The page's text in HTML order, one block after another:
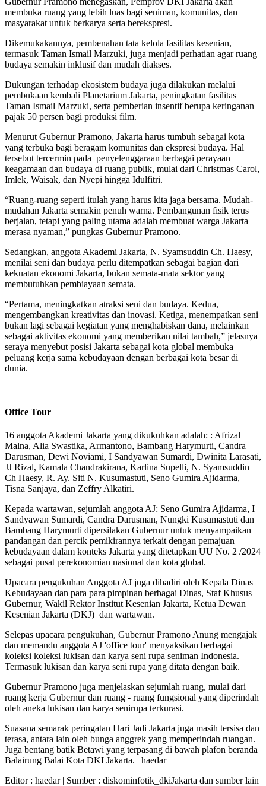
membuka ruang yang lebih luas bagi seniman, komunitas, dan
masyarakat untuk berkarya serta berekspresi.
Dikemukakannya, pembenahan tata kelola fasilitas kesenian,
termasuk Taman Ismail Marzuki, juga menjadi perhatian agar ruang
budaya semakin inklusif dan mudah diakses.
Dukungan terhadap ekosistem budaya juga dilakukan melalui
pembukaan kembali Planetarium Jakarta, peningkatan fasilitas
Taman Ismail Marzuki, serta pemberian insentif berupa keringanan
pajak 50 persen bagi produksi film.
Menurut Gubernur Pramono, Jakarta harus tumbuh sebagai kota
yang terbuka bagi beragam komunitas dan ekspresi budaya. Hal
tersebut tercermin pada penyelenggaraan berbagai perayaan
keagamaan dan budaya di ruang publik, mulai dari Christmas Carol,
Imlek, Waisak, dan Nyepi hingga Idulfitri.
“Ruang-ruang seperti itulah yang harus kita jaga bersama. Mudah-
mudahan Jakarta semakin penuh warna. Pembangunan fisik terus
berjalan, tetapi yang paling utama adalah membuat warga Jakarta
merasa nyaman,” pungkas Gubernur Pramono.
Sedangkan, anggota Akademi Jakarta, N. Syamsuddin Ch. Haesy,
menilai seni dan budaya perlu ditempatkan sebagai bagian dari
kekuatan ekonomi Jakarta, bukan semata-mata sektor yang
membutuhkan pembiayaan semata.
“Pertama, meningkatkan atraksi seni dan budaya. Kedua,
mengembangkan kreativitas dan inovasi. Ketiga, menempatkan seni
bukan lagi sebagai kegiatan yang menghabiskan dana, melainkan
sebagai aktivitas ekonomi yang memberikan nilai tambah,” jelasnya
seraya menyebut posisi Jakarta sebagai kota global membuka
peluang kerja sama kebudayaan dengan berbagai kota besar di
dunia.
Office Tour
16 anggota Akademi Jakarta yang dikukuhkan adalah: : Afrizal
Malna, Alia Swastika, Armantono, Bambang Harymurti, Candra
Darusman, Dewi Noviami, I Sandyawan Sumardi, Dwinita Larasati,
JJ Rizal, Kamala Chandrakirana, Karlina Supelli, N. Syamsuddin
Ch Haesy, R. Ay. Siti N. Kusumastuti, Seno Gumira Ajidarma,
Tisna Sanjaya, dan Zeffry Alkatiri.
Kepada wartawan, sejumlah anggota AJ: Seno Gumira Ajidarma, I
Sandyawan Sumardi, Candra Darusman, Nungki Kusumastuti dan
Bambang Harymurti dipersilakan Gubernur untuk menyampaikan
pandangan dan percik pemikirannya terkait dengan pemajuan
kebudayaan dalam konteks Jakarta yang ditetapkan UU No. 2 /2024
sebagai pusat perekonomian nasional dan kota global.
Upacara pengukuhan Anggota AJ juga dihadiri oleh Kepala Dinas
Kebudayaan dan para para pimpinan berbagai Dinas, Staf Khusus
Gubernur, Wakil Rektor Institut Kesenian Jakarta, Ketua Dewan
Kesenian Jakarta (DKJ) dan wartawan.
Selepas upacara pengukuhan, Gubernur Pramono Anung mengajak
dan memandu anggota AJ 'office tour' menyaksikan berbagai
koleksi koleksi lukisan dan karya seni rupa seniman Indonesia.
Termasuk lukisan dan karya seni rupa yang ditata dengan baik.
Gubernur Pramono juga menjelaskan sejumlah ruang, mulai dari
ruang kerja Gubernur dan ruang - ruang fungsional yang diperindah
oleh aneka lukisan dan karya senirupa terkurasi.
Suasana semarak peringatan Hari Jadi Jakarta juga masih tersisa dan
terasa, antara lain oleh bunga anggrek yang memperindah ruangan.
Juga bentang batik Betawi yang terpasang di bawah plafon beranda
Balairung Balai Kota DKI Jakarta. | haedar
Editor : haedar| Sumber : diskominfotik_dkiJakarta dan sumber lain